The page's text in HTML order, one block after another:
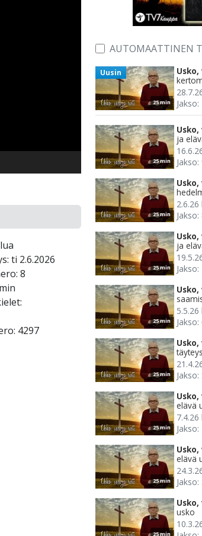
ti 2.6.2026
8
4297
AUTOMAATTINEN
25 min
Uusin
Jakso:
25 min
ja
Jakso:
25 min
Jakso:
25 min
ja
Jakso:
25 min
Jakso:
25 min
Jakso:
25 min
elävä
Jakso:
25 min
elävä
Jakso:
25 min
usko